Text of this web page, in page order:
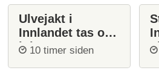
Ulvejakt i
Innlandet tas opp
igjen
10 timer siden